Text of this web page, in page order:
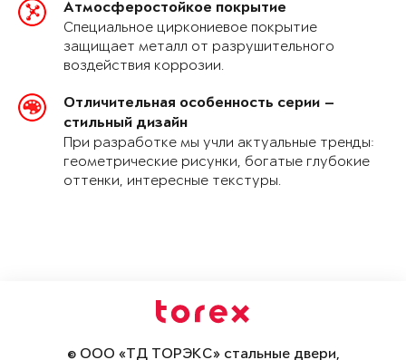
Атмосферостойкое покрытие
Специальное циркониевое покрытие
защищает металл от разрушительного
воздействия коррозии.
Отличительная особенность серии —
стильный дизайн
При разработке мы учли актуальные тренды:
геометрические рисунки, богатые глубокие
оттенки, интересные текстуры.
© ООО «ТД ТОРЭКС» стальные двери,